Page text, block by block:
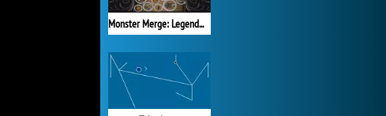
Monster Merge: Legends Alive